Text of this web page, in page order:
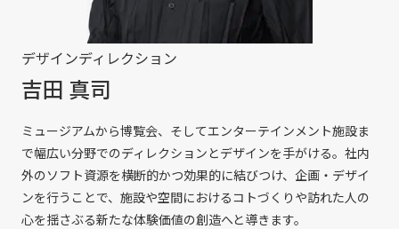
デザインディレクション
吉田 真司
ミュージアムから博覧会、そしてエンターテインメント施設ま
で幅広い分野でのディレクションとデザインを手がける。社内
外のソフト資源を横断的かつ効果的に結びつけ、企画・デザイ
ンを行うことで、施設や空間におけるコトづくりや訪れた人の
心を揺さぶる新たな体験価値の創造へと導きます。